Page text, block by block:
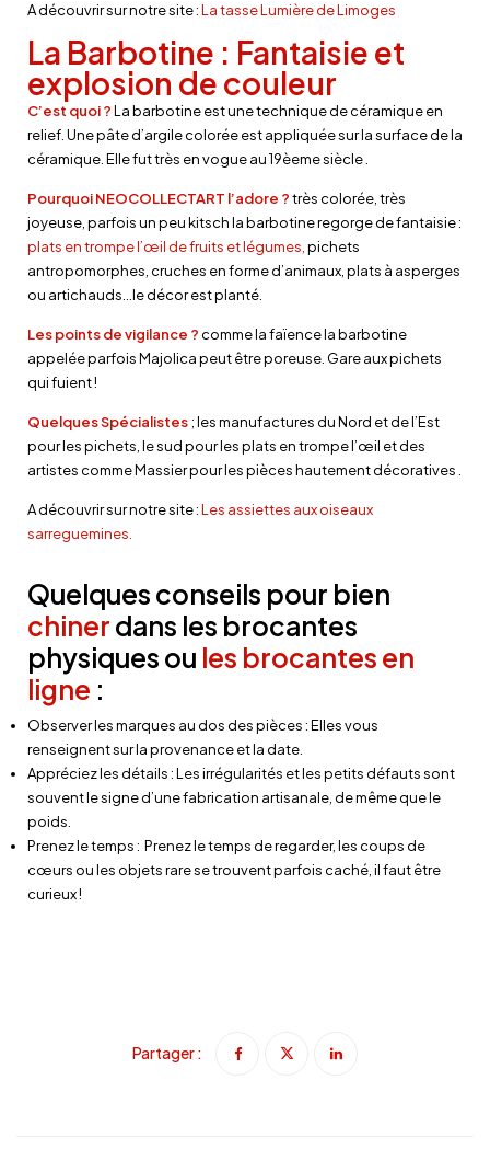
A découvrir sur notre site :La tasse Lumière de Limoges
La Barbotine : Fantaisie et
explosion de couleur
C’est quoi ?La barbotine est une technique de céramique en
relief. Une pâte d’argile colorée est appliquée sur la surface de la
céramique. Elle fut très en vogue au 19èeme siècle .
Pourquoi NEOCOLLECTART l’adore ?très colorée, très
joyeuse, parfois un peu kitsch la barbotine regorge de fantaisie :
plats en trompe l’œil de fruits et légumes,pichets
antropomorphes, cruches en forme d’animaux, plats à asperges
ou artichauds…le décor est planté.
Les points de vigilance ? comme la faïence la barbotine
appelée parfois Majolica peut être poreuse. Gare aux pichets
qui fuient !
Quelques Spécialistes; les manufactures du Nord et de l’Est
pour les pichets, le sud pour les plats en trompe l’œil et des
artistes comme Massier pour les pièces hautement décoratives .
A découvrir sur notre site :Les assiettes aux oiseaux
sarreguemines.
Quelques conseils pour bien
chiner dans les brocantes
physiques ou les brocantes en
ligne :
Observer les marques au dos des pièces : Elles vous
renseignent sur la provenance et la date.
Appréciez les détails : Les irrégularités et les petits défauts sont
souvent le signe d’une fabrication artisanale, de même que le
poids.
Prenez le temps : Prenez le temps de regarder, les coups de
cœurs ou les objets rare se trouvent parfois caché, il faut être
curieux !
Partager :